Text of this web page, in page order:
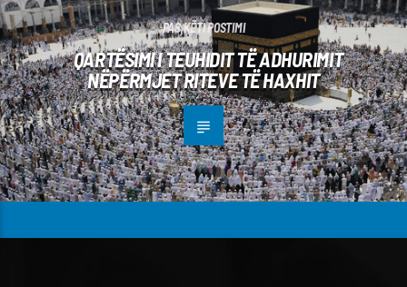
PAS KËTI POSTIMI
QARTËSIMI I TEUHIDIT TË ADHURIMIT
NËPËRMJET RITEVE TË HAXHIT